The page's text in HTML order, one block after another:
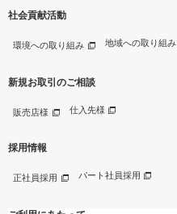
社会貢献活動
環境への取り組み 地域への取り組み
新規お取引のご相談
販売店様 仕入先様
採用情報
正社員採用 パート社員採用